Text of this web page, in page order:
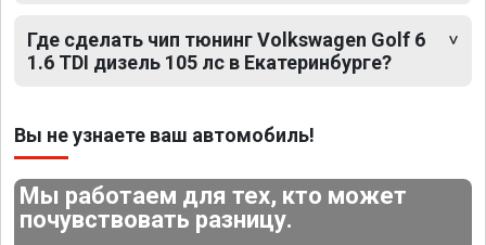
Где сделать чип тюнинг Volkswagen Golf 6
1.6 TDI дизель 105 лс в Екатеринбурге?
Вы не узнаете ваш автомобиль!
Мы работаем для тех, кто может
почувствовать разницу.